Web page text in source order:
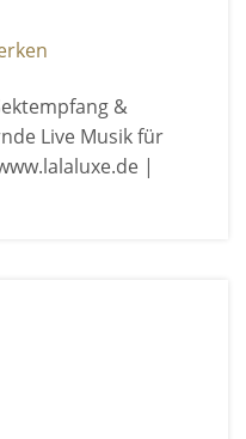
&
Live Musik für
|